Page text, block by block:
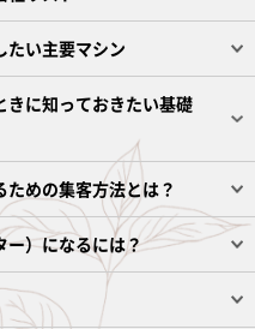
たい主要マシン
きに知っておきたい基礎
めの集客方法とは？
ー）になるには？